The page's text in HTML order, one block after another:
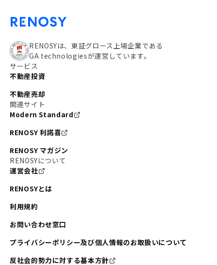
RENOSYは、東証グロース上場企業である
GA technologiesが運営しています。
サービス
不動産投資
不動産売却
関連サイト
Modern Standard
RENOSY 利諾喜
RENOSY マガジン
RENOSYについて
運営会社
RENOSYとは
利用規約
お問い合わせ窓口
プライバシーポリシー及び個人情報のお取扱いについて
反社会的勢力に対する基本方針